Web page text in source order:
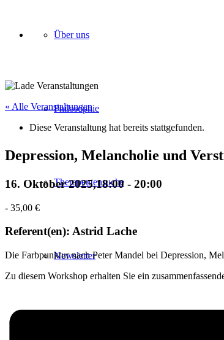
Über uns
Philosophie
Therapeutensuche
Newsletter
« Alle Veranstaltungen
Diese Veranstaltung hat bereits stattgefunden.
Depression, Melancholie und
16. Oktober 2025,18:00 - 20:00
- 35,00 €
Referent(en): Astrid Lache
Die Farbpunktur nach Peter Mandel bei Depression,
Zu diesem Workshop erhalten Sie ein